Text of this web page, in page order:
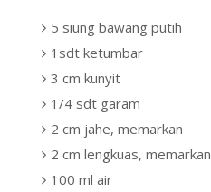
5 siung bawang putih
1sdt ketumbar
3 cm kunyit
1/4 sdt garam
2 cm jahe, memarkan
2 cm lengkuas, memarkan
100 ml air